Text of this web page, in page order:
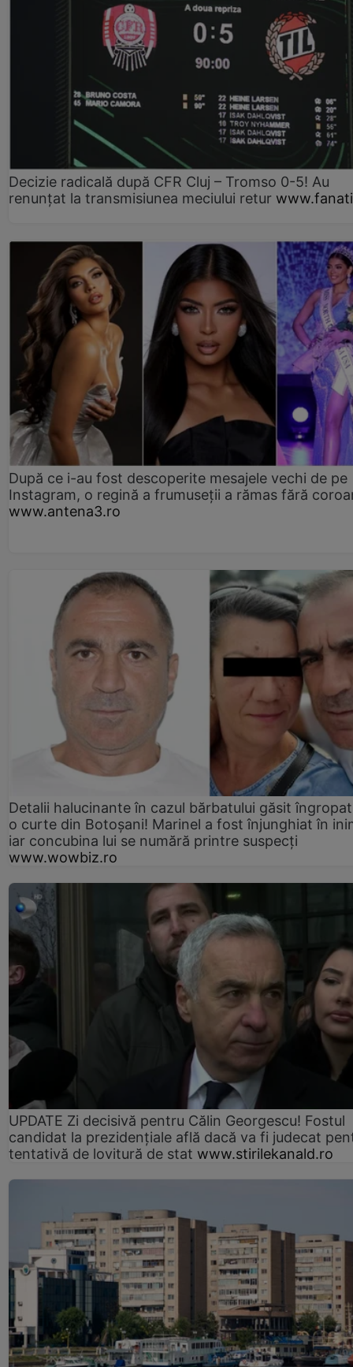
Decizie radicală după CFR Cluj – Tromso 0-5! Au
renunțat la transmisiunea meciului retur
După ce i-au fost descoperite mesajele vechi de pe
Instagram, o regină a frumuseții a rămas fără
www.antena3.ro
Detalii halucinante în cazul bărbatului găsit
o curte din Botoșani! Marinel a fost înjunghiat în
iar concubina lui se numără printre suspecți
www.wowbiz.ro
UPDATE Zi decisivă pentru Călin Georgescu! Fostul
candidat la prezidențiale află dacă va fi judecat
tentativă de lovitură de stat www.stirilekanald.ro